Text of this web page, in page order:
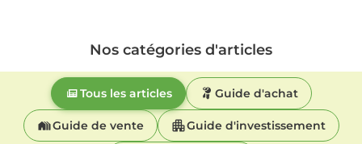
Nos catégories d'articles
Tous les articles Guide d'achat
Guide de vente Guide d'investissement